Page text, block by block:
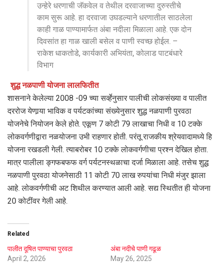
उन्हेरे धरणाची जॅकवेल व तेथील दरवाजाच्या दुरुस्तीचे
काम सुरू आहे. हा दरवाजा उघडल्याने धरणातील साठलेला
काही गाळ पाण्यामार्फत अंबा नदीला मिळाला आहे. एक दोन
दिवसांत हा गाळ खाली बसेल व पाणी स्वच्छ होईल. –
राकेश धाकतोडे, कार्यकारी अभियंता, कोलाड पाटबंधारे
विभाग
शुद्ध नळपाणी योजना लालफितीत
शासनाने केलेल्या 2008 -09 च्या सर्व्हेनुसार पालीची लोकसंख्या व पालीत
दररोज येणार्‍या भाविक व पर्यटकांच्या संख्येनुसार शुद्ध नळपाणी पुरवठा
योजनेचे नियोजन केले होते. एकूण 7 कोटी 79 लाखाचा निधी व 10 टक्के
लोकवर्गणीद्वारा नळयोजना उभी राहणार होती. परंतू राजकीय श्रेयवादामध्ये हि
योजना रखडली गेली. त्याबरोबर 10 टक्के लोकवर्गणीचा प्रश्‍न देखिल होता.
मात्र पालीला ङ्गफबफफ वर्ग पर्यटनस्थळाचा दर्जा मिळाला आहे. तसेच शुद्ध
नळपाणी पुरवठा योजनेसाठी 11 कोटी 70 लाख रुपयांचा निधी मंजुर झाला
आहे. लोकवर्गणीची अट शिथील करण्यात आली आहे. सद्य स्थितीत ही योजना
20 कोटींवर गेली आहे.
Related
पालीत दूषित पाण्याचा पुरवठा
April 2, 2026
अंबा नदीचे पाणी गढूळ
May 26, 2025